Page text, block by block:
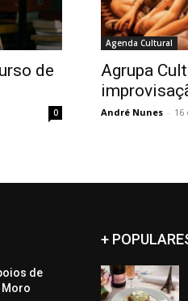
de
0
Agenda Cultural
Agrupa
André Nunes - 16
de
+